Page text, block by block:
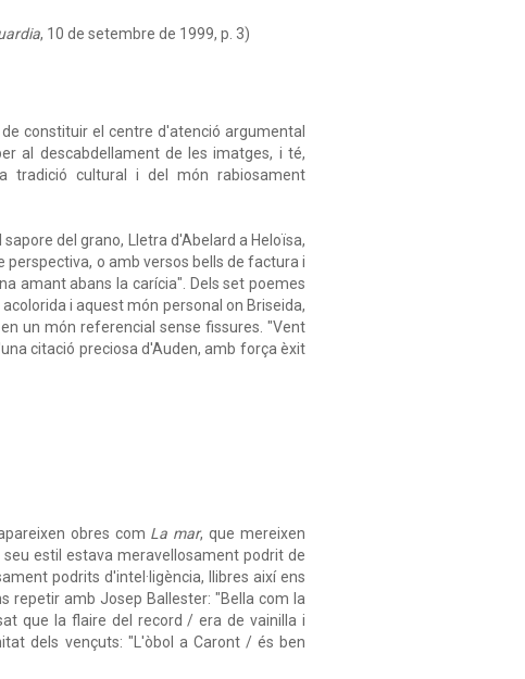
, 10 de setembre de 1999, p. 3)
constituir el centre d'atenció argumental
al descabdellament de les imatges, i té,
tradició cultural i del món rabiosament
del grano, Lletra d'Abelard a Heloïsa,
o amb versos bells de factura i
amant abans la carícia". Dels set poemes
i aquest món personal on Briseida,
un món referencial sense fissures. "Vent
citació preciosa d'Auden, amb força èxit
obres com La mar, que mereixen
estil estava meravellosament podrit de
podrits d'intel·ligència, llibres així ens
repetir amb Josep Ballester: "Bella com la
que la flaire del record / era de vainilla i
dels vençuts: "L'òbol a Caront / és ben